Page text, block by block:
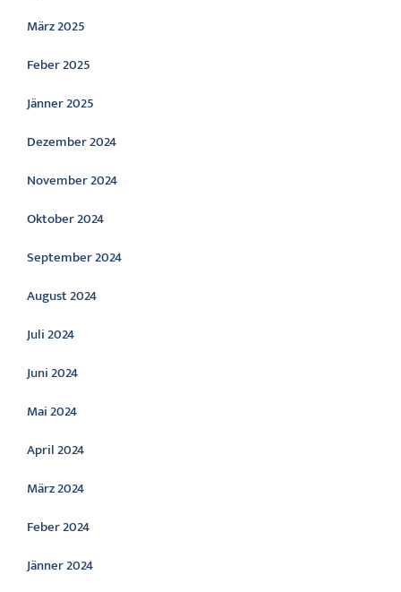
März 2025
Feber 2025
Jänner 2025
Dezember 2024
November 2024
Oktober 2024
September 2024
August 2024
Juli 2024
Juni 2024
Mai 2024
April 2024
März 2024
Feber 2024
Jänner 2024